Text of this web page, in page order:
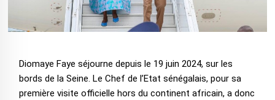
Diomaye Faye séjourne depuis le 19 juin 2024, sur les
bords de la Seine. Le Chef de l’Etat sénégalais, pour sa
première visite officielle hors du continent africain, a donc